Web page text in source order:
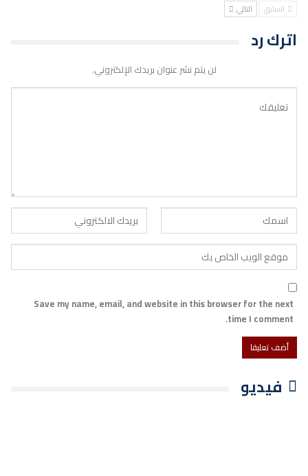
السابق التالي
اترك رد
لن يتم نشر عنوان بريدك الإلكتروني.
Save my name, email, and website in this browser for the next
time I comment.
فيديو